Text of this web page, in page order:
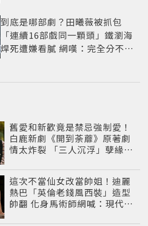
到底是哪部劇？田曦薇被抓包
「連續16部戲同一顆頭」鐵瀏海
焊死遭嫌看膩 網嘆：完全分不出
舊愛和新歡竟是禁忌強制愛！
白鹿新劇《開到荼蘼》原著劇
情太炸裂 「三人沉浮」孽緣網
這次不當仙女改當帥姐！迪麗
熱巴「英倫老錢風西裝」造型
帥翻 化身馬術師網喊：現代版